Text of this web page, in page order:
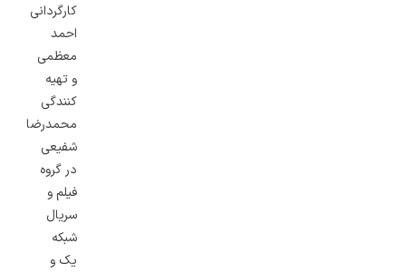
کارگردانی
احمد
معظمی
و تهیه
کنندگی
محمدرضا
شفیعی
در گروه
فیلم و
سریال
شبکه
یک و